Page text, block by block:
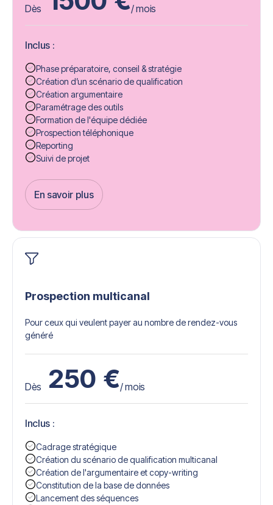
Dès / mois
Inclus :
Phase préparatoire, conseil & stratégie
Création d’un scénario de qualification
Création argumentaire
Paramétrage des outils
Formation de l'équipe dédiée
Prospection téléphonique
Reporting
Suivi de projet
En savoir plus
Get Started
Prospection multicanal
Pour ceux qui veulent payer au nombre de rendez-vous
généré
Dès 250 €/ mois
Inclus :
Cadrage stratégique
Création du scénario de qualification multicanal
Création de l'argumentaire et copy-writing
Constitution de la base de données
Lancement des séquences